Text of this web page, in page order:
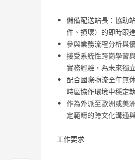
儲備配送站長：協助
件、損壞）的即時跟
參與業務流程分析與
接受系統性跨崗學習
實務經驗，為未來獨
配合國際物流全年無
時區協作環境中穩定
作為外派至歐洲或美
定範疇的跨文化溝通
工作要求